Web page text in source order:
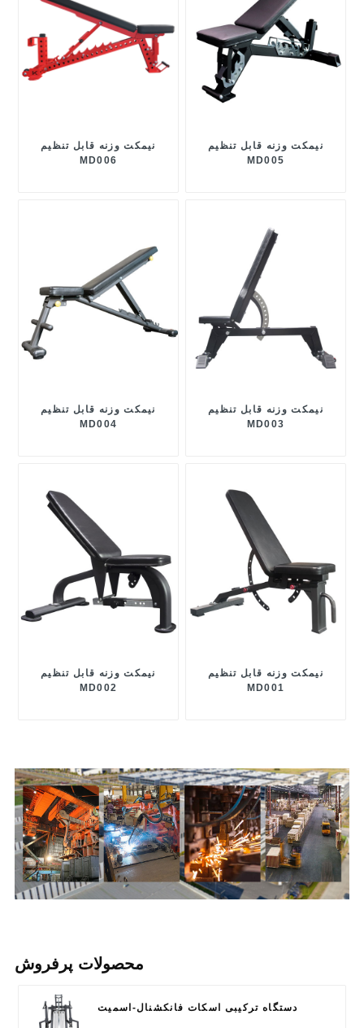
نیمکت وزنه قابل تنظیم
MD006
نیمکت وزنه قابل تنظیم
MD005
نیمکت وزنه قابل تنظیم
MD004
نیمکت وزنه قابل تنظیم
MD003
نیمکت وزنه قابل تنظیم
MD002
نیمکت وزنه قابل تنظیم
MD001
محصولات پرفروش
دستگاه ترکیبی اسکات فانکشنال-اسمیت